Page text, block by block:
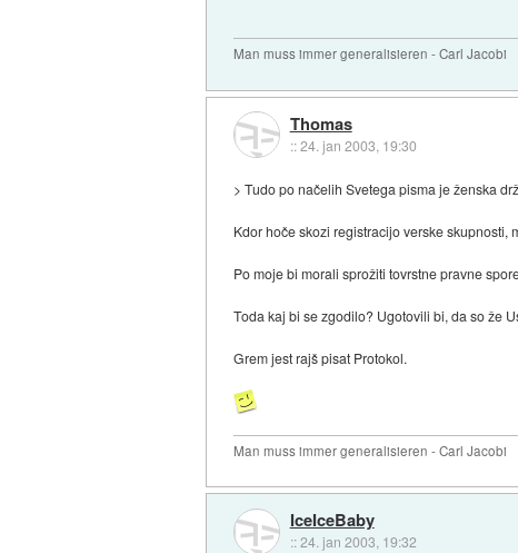
Man muss immer generalisieren - Carl Jacobi
Thomas
::24. jan 2003, 19:30
> Tudo po načelih Svetega pisma je ženska
Kdor hoče skozi registracijo verske skupnosti,
Po moje bi morali sprožiti tovrstne pravne
Toda kaj bi se zgodilo? Ugotovili bi, da so že
Grem jest rajš pisat Protokol.
Man muss immer generalisieren - Carl Jacobi
IceIceBaby
::24. jan 2003, 19:32